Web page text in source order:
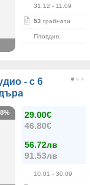
31.12 - 11.09
53 грабнати
Пловдив
- с 6
29.00€
46.80€
56.72лв
91.53лв
10.01 - 30.09